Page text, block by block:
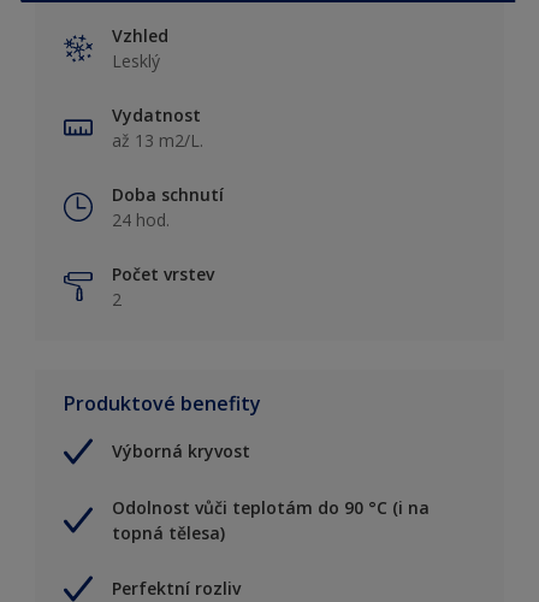
Vzhled
Lesklý
Vydatnost
až 13 m2/L.
Doba schnutí
24 hod.
Počet vrstev
2
Produktové benefity
Výborná kryvost
Odolnost vůči teplotám do 90 °C (i na
topná tělesa)
Perfektní rozliv